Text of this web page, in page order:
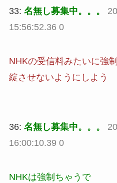
33: 名無し募集中。。。
15:56:52.36 0
NHKの受信料みたいに強
綻させないようにしよう
36: 名無し募集中。。。
16:00:10.39 0
NHKは強制ちゃうで